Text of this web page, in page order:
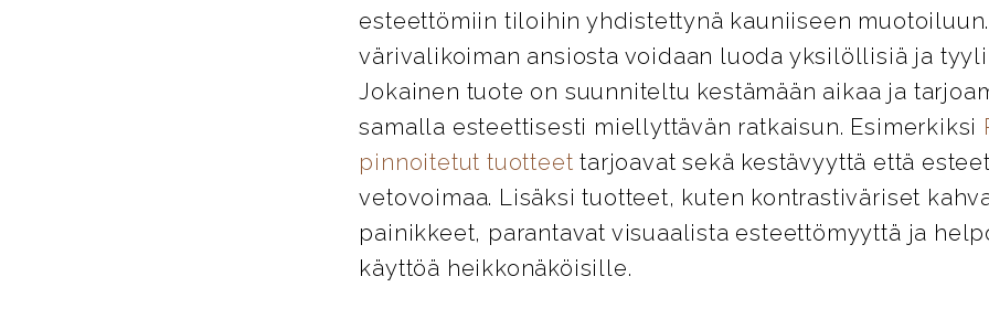
esteettömiin tiloihin yhdistettynä kauniiseen
värivalikoiman ansiosta voidaan luoda yksilöllisiä ja
Jokainen tuote on suunniteltu kestämään aikaa ja
samalla esteettisesti miellyttävän ratkaisun. Esimerkiksi
pinnoitetut tuotteet tarjoavat sekä kestävyyttä että
vetovoimaa. Lisäksi tuotteet, kuten kontrastiväriset
painikkeet, parantavat visuaalista esteettömyyttä ja
käyttöä heikkonäköisille.